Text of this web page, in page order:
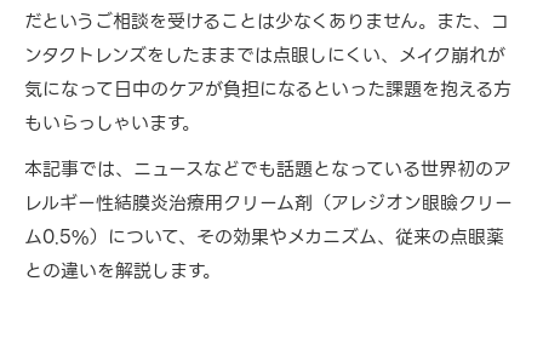
だというご相談を受けることは少なくありません。また、コ
ンタクトレンズをしたままでは点眼しにくい、メイク崩れが
気になって日中のケアが負担になるといった課題を抱える方
もいらっしゃいます。
本記事では、ニュースなどでも話題となっている世界初のア
レルギー性結膜炎治療用クリーム剤（アレジオン眼瞼クリー
ム0.5%）について、その効果やメカニズム、従来の点眼薬
との違いを解説します。